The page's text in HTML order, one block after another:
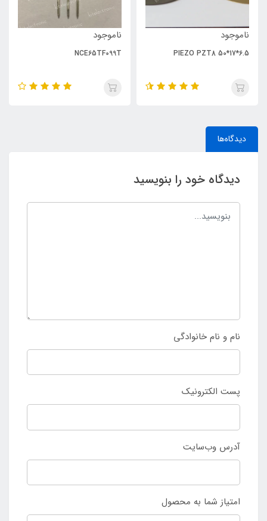
ناموجود
PIEZO PZT8 50*17*6.5
ناموجود
NCE65TF099T
دیدگاه‌ها
دیدگاه خود را بنویسید
نام و نام خانوادگی
پست الکترونیک
آدرس وب‌سایت
امتیاز شما به محصول